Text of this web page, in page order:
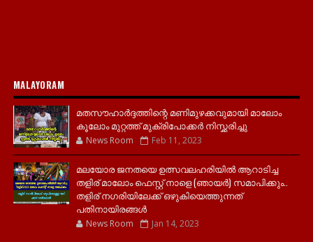
MALAYORAM
മതസൗഹാർദ്ദത്തിന്റെ മണിമുഴക്കവുമായി മാലോം
കൂലോം മുറ്റത്ത് മുക്രിപോക്കർ നിസ്ക്കരിച്ചു
News Room Feb 11, 2023
മലയോര ജനതയെ ഉത്സവലഹരിയിൽ ആറാടിച്ച
തളിര് മാലോം ഫെസ്റ്റ് നാളെ (ഞായർ) സമാപിക്കും..
തളിര് നഗരിയിലേക്ക് ഒഴുകിയെത്തുന്നത്
പതിനായിരങ്ങൾ
News Room Jan 14, 2023